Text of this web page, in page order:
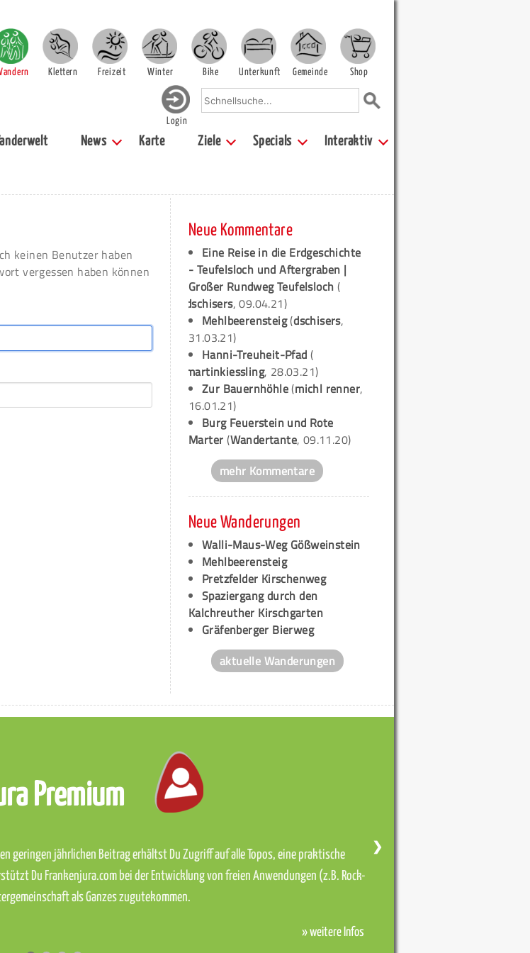
Klettern Freizeit Winter Bike Unterkunft Gemeinde Shop
Login
News Karte Ziele Specials Interaktiv
keinen Benutzer haben
vergessen haben können
Neue Kommentare
Eine Reise in die Erdgeschichte
- Teufelsloch und Aftergraben |
Großer Rundweg Teufelsloch (
dschisers, 09.04.21)
Mehlbeerensteig(dschisers,
31.03.21)
Hanni-Treuheit-Pfad (
martinkiessling, 28.03.21)
Zur Bauernhöhle(michl renner,
16.01.21)
Burg Feuerstein und Rote
Marter (Wandertante, 09.11.20)
mehr Kommentare
Neue Wanderungen
Walli-Maus-Weg Gößweinstein
Mehlbeerensteig
Pretzfelder Kirschenweg
Spaziergang durch den
Kalchreuther Kirschgarten
Gräfenberger Bierweg
aktuelle Wanderungen
Premium
geringen jährlichen Beitrag erhältst Du Zugriff auf alle Topos, eine praktische
Du Frankenjura.com bei der Entwicklung von freien Anwendungen (z.B. Rock-
als Ganzes zugutekommen.
» weitere Infos
❯